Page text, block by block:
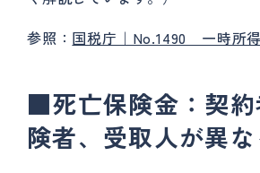
参照： 国税庁｜No.1490 一時所得
■死亡保険金：契約
険者、受取人が異